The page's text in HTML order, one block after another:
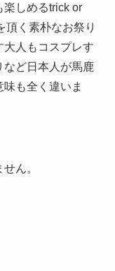
楽しめるtrick or
頂く素朴なお祭り
大人もコスプレす
など日本人が馬鹿
も全く違いま
ん。